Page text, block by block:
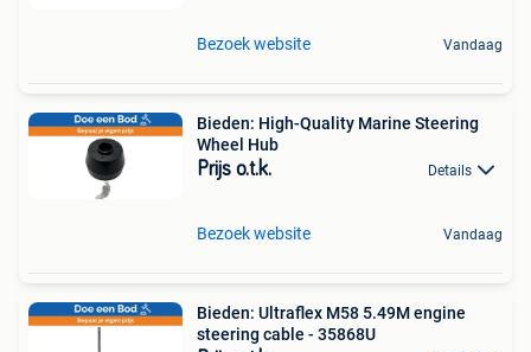
Bezoek website Vandaag
Bieden: High-Quality Marine Steering
Wheel Hub
Prijs o.t.k. Details
Bezoek website Vandaag
Bieden: Ultraflex M58 5.49M engine
steering cable - 35868U